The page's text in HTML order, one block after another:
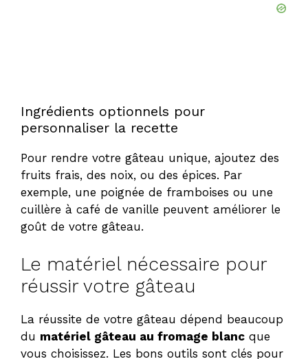
Ingrédients optionnels pour
personnaliser la recette
Pour rendre votre gâteau unique, ajoutez des
fruits frais, des noix, ou des épices. Par
exemple, une poignée de framboises ou une
cuillère à café de vanille peuvent améliorer le
goût de votre gâteau.
Le matériel nécessaire pour
réussir votre gâteau
La réussite de votre gâteau dépend beaucoup
du matériel gâteau au fromage blanc que
vous choisissez. Les bons outils sont clés pour